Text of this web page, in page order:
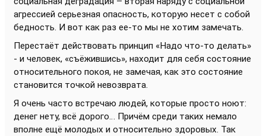
агрессией серьезная опасность, которую несет с собой
бедность. И вот как раз ее-то мы не хотим замечать.
Перестаёт действовать принцип «Надо что-то делать»
- и человек, «съёжившись», находит для себя состояние
относительного покоя, не замечая, как это состояние
становится точкой невозврата.
Я очень часто встречаю людей, которые просто ноют:
денег нету, всё дорого… Причём среди таких немало
вполне ещё молодых и относительно здоровых. Так